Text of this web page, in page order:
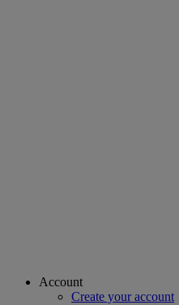
Account
Create your account